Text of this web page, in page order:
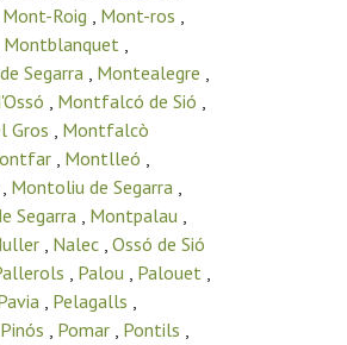
Mont-Roig , Mont-ros ,
Montblanquet ,
Segarra , Montealegre ,
, Montfalcó de Sió ,
Gros , Montfalcò
, Montlleó ,
, Montoliu de Segarra ,
Segarra , Montpalau ,
, Nalec , Ossó de Sió
, Palou , Palouet ,
, Pelagalls ,
Pinós , Pomar , Pontils ,